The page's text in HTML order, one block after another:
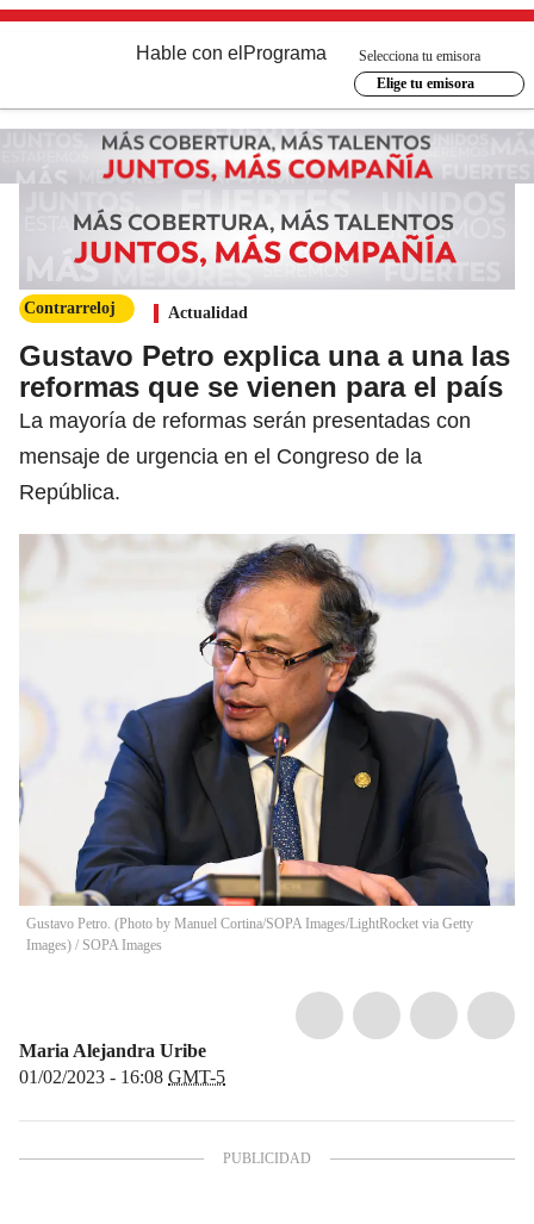
Hable con el Programa
Selecciona tu emisora
Elige tu emisora
Contrarreloj Actualidad
Gustavo Petro explica una a una las
reformas que se vienen para el país
La mayoría de reformas serán presentadas con
mensaje de urgencia en el Congreso de la
República.
Gustavo Petro. (Photo by Manuel Cortina/SOPA Images/LightRocket via Getty
Images) / SOPA Images
Maria Alejandra Uribe
01/02/2023 - 16:08 GMT-5